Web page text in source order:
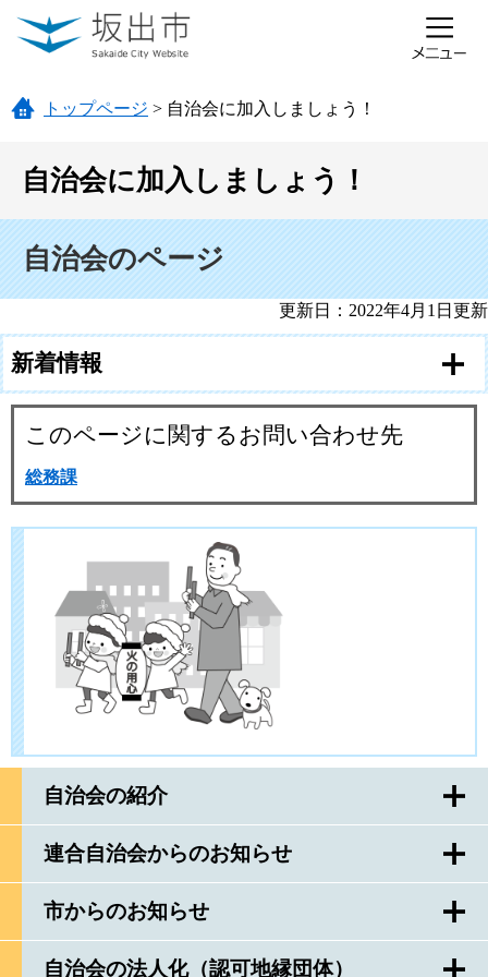
ページの先頭です。
メニューを飛ばして本文へ
トップページ > 自治会に加入しましょう！
自治会に加入しましょう！
自治会の紹介
連合自治会からのお知らせ
市からのお知らせ
自治会の法人化（認可地縁団体）
自治会のページ
更新日：2022年4月1日更新
新着情報
このページに関するお問い合わせ先
総務課